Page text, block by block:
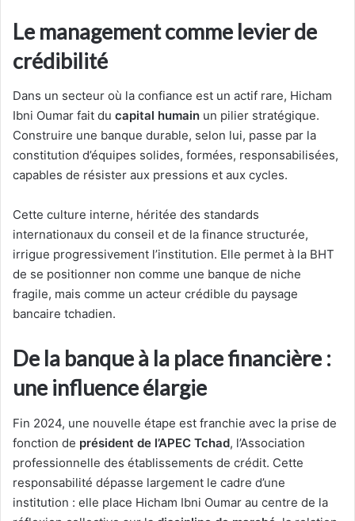
Le management comme levier de
crédibilité
Dans un secteur où la confiance est un actif rare, Hicham
Ibni Oumar fait du capital humain un pilier stratégique.
Construire une banque durable, selon lui, passe par la
constitution d’équipes solides, formées, responsabilisées,
capables de résister aux pressions et aux cycles.
Cette culture interne, héritée des standards
internationaux du conseil et de la finance structurée,
irrigue progressivement l’institution. Elle permet à la BHT
de se positionner non comme une banque de niche
fragile, mais comme un acteur crédible du paysage
bancaire tchadien.
De la banque à la place financière :
une influence élargie
Fin 2024, une nouvelle étape est franchie avec la prise de
fonction de président de l’APEC Tchad, l’Association
professionnelle des établissements de crédit. Cette
responsabilité dépasse largement le cadre d’une
institution : elle place Hicham Ibni Oumar au centre de la